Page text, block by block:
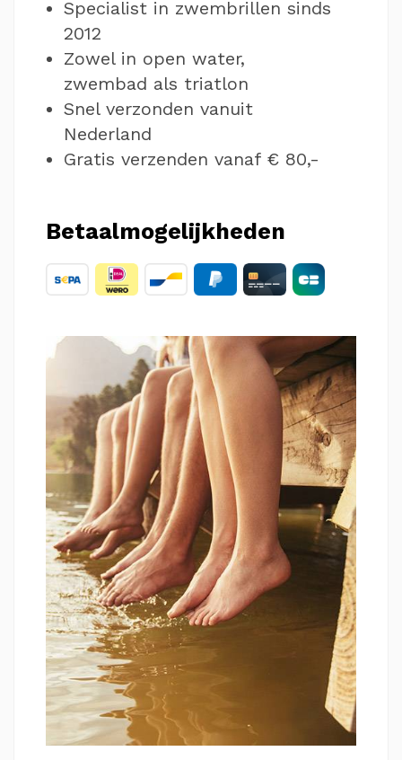
Specialist in zwembrillen sinds
2012
Zowel in open water,
zwembad als triatlon
Snel verzonden vanuit
Nederland
Gratis verzenden vanaf € 80,-
Betaalmogelijkheden